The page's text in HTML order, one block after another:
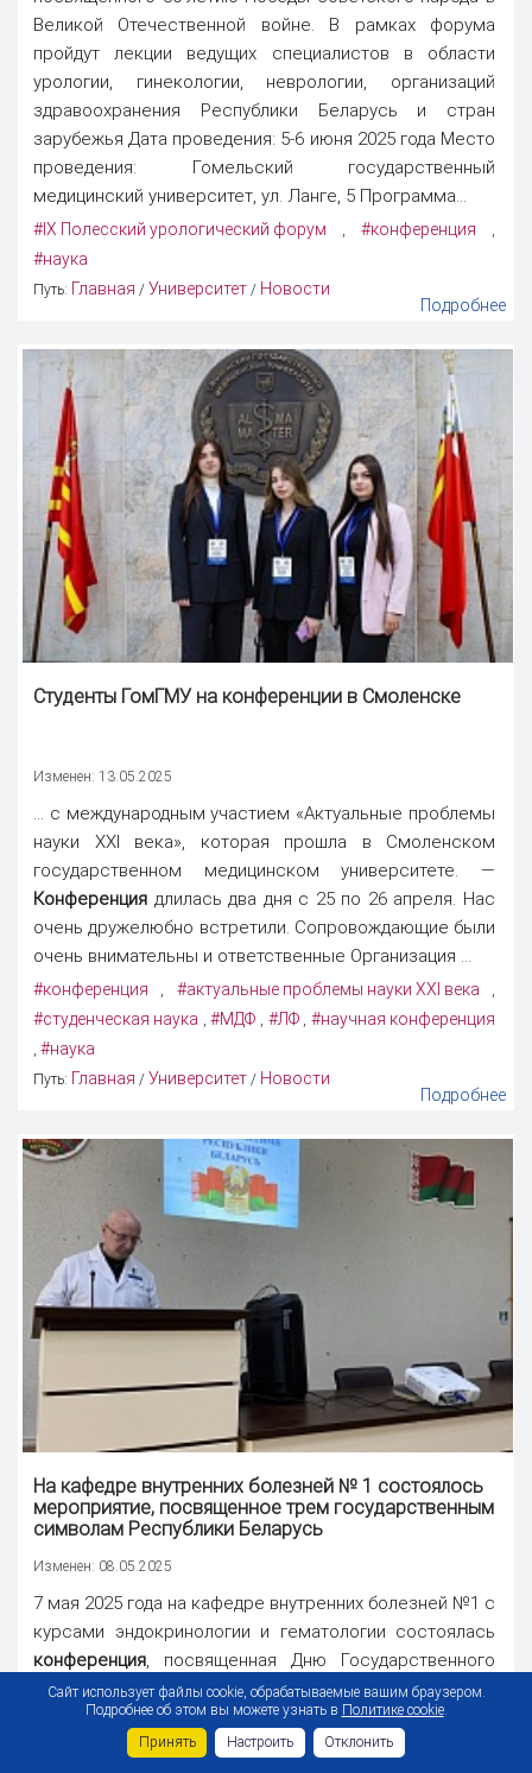
Великой Отечественной войне. В рамках форума
пройдут лекции ведущих специалистов в области
урологии, гинекологии, неврологии, организаций
здравоохранения Республики Беларусь и стран
зарубежья Дата проведения: 5-6 июня 2025 года Место
проведения: Гомельский государственный
медицинский университет, ул. Ланге, 5 Программа...
#IX Полесский урологический форум #конференция
#наука
Путь: Главная / Университет / Новости
Подробнее
Студенты ГомГМУ на конференции в Смоленске
Изменен: 13.05.2025
... с международным участием «Актуальные проблемы
науки XXI века», которая прошла в Смоленском
государственном медицинском университете. —
Конференция длилась два дня с 25 по 26 апреля. Нас
очень дружелюбно встретили. Сопровождающие были
очень внимательны и ответственные Организация ...
#конференция , #актуальные проблемы науки XXI века ,
#студенческая наука ,#МДФ , #ЛФ,#научная конференция
, #наука
Путь: Главная / Университет / Новости
Подробнее
На кафедре внутренних болезней № 1 состоялось
мероприятие, посвященное трем государственным
символам Республики Беларусь
Изменен: 08.05.2025
7 мая 2025 года на кафедре внутренних болезней №1 с
курсами эндокринологии и гематологии состоялась
конференция, посвященная Дню Государственного
флага, Государственного герба и Государственного
гимна Республики Беларусь, который отмечается ...
#государственные символы ,
Сайт использует файлы cookie, обрабатываемые вашим браузером.
Подробнее об этом вы можете узнать в Политике cookie.
Принять
Настроить Отклонить